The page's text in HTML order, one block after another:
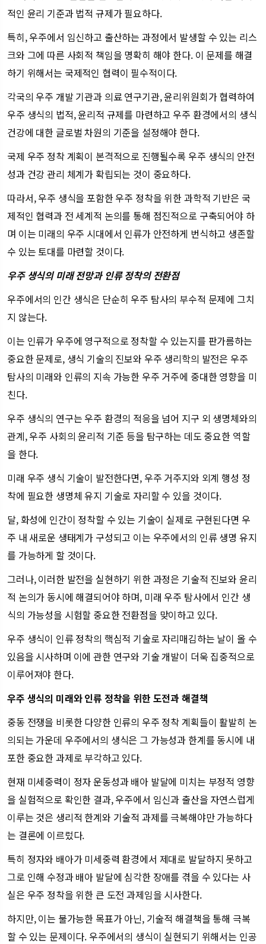
적인 윤리 기준과 법적 규제가 필요하다.
특히, 우주에서 임신하고 출산하는 과정에서 발생할 수 있는 리스
크와 그에 따른 사회적 책임을 명확히 해야 한다. 이 문제를 해결
하기 위해서는 국제적인 협력이 필수적이다.
각국의 우주 개발 기관과 의료 연구기관, 윤리위원회가 협력하여
우주 생식의 법적, 윤리적 규제를 마련하고 우주 환경에서의 생식
건강에 대한 글로벌 차원의 기준을 설정해야 한다.
국제 우주 정착 계획이 본격적으로 진행될수록 우주 생식의 안전
성과 건강 관리 체계가 확립되는 것이 중요하다.
따라서, 우주 생식을 포함한 우주 정착을 위한 과학적 기반은 국
제적인 협력과 전 세계적 논의를 통해 점진적으로 구축되어야 하
며 이는 미래의 우주 시대에서 인류가 안전하게 번식하고 생존할
수 있는 토대를 마련할 것이다.
우주 생식의 미래 전망과 인류 정착의 전환점
우주에서의 인간 생식은 단순히 우주 탐사의 부수적 문제에 그치
지 않는다.
이는 인류가 우주에 영구적으로 정착할 수 있는지를 판가름하는
중요한 문제로, 생식 기술의 진보와 우주 생리학의 발전은 우주
탐사의 미래와 인류의 지속 가능한 우주 거주에 중대한 영향을 미
친다.
우주 생식의 연구는 우주 환경의 적응을 넘어 지구 외 생명체와의
관계, 우주 사회의 윤리적 기준 등을 탐구하는 데도 중요한 역할
을 한다.
미래 우주 생식 기술이 발전한다면, 우주 거주지와 외계 행성 정
착에 필요한 생명체 유지 기술로 자리할 수 있을 것이다.
달, 화성에 인간이 정착할 수 있는 기술이 실제로 구현된다면 우
주 내 새로운 생태계가 구성되고 이는 우주에서의 인류 생명 유지
를 가능하게 할 것이다.
그러나, 이러한 발전을 실현하기 위한 과정은 기술적 진보와 윤리
적 논의가 동시에 해결되어야 하며, 미래 우주 탐사에서 인간 생
식의 가능성을 시험할 중요한 전환점을 맞이하고 있다.
우주 생식이 인류 정착의 핵심적 기술로 자리매김하는 날이 올 수
있음을 시사하며 이에 관한 연구와 기술 개발이 더욱 집중적으로
이루어져야 한다.
우주 생식의 미래와 인류 정착을 위한 도전과 해결책
중동 전쟁을 비롯한 다양한 인류의 우주 정착 계획들이 활발히 논
의되는 가운데 우주에서의 생식은 그 가능성과 한계를 동시에 내
포한 중요한 과제로 부각하고 있다.
현재 미세중력이 정자 운동성과 배아 발달에 미치는 부정적 영향
을 실험적으로 확인한 결과, 우주에서 임신과 출산을 자연스럽게
이루는 것은 생리적 한계와 기술적 과제를 극복해야만 가능하다
는 결론에 이르렀다.
특히 정자와 배아가 미세중력 환경에서 제대로 발달하지 못하고
그로 인해 수정과 배아 발달에 심각한 장애를 겪을 수 있다는 사
실은 우주 정착을 위한 큰 도전 과제임을 시사한다.
하지만, 이는 불가능한 목표가 아닌, 기술적 해결책을 통해 극복
할 수 있는 문제이다. 우주에서의 생식이 실현되기 위해서는 인공